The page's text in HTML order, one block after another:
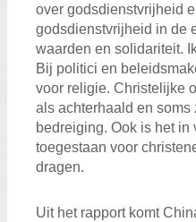
over godsdienstvrijheid
godsdienstvrijheid in de
waarden en solidariteit.
Bij politici en
voor religie. Christelijke
als achterhaald en
bedreiging. Ook is het
toegestaan voor
dragen.
Uit het rapport komt